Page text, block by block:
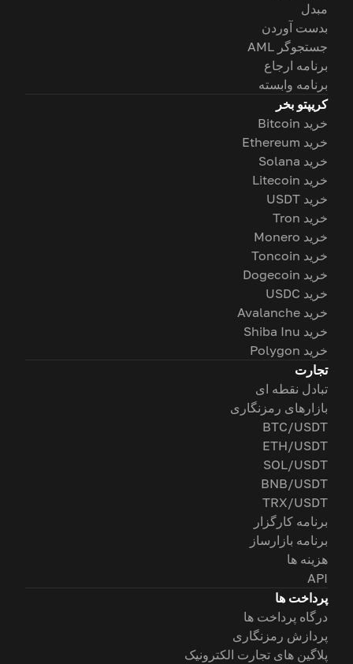
مبدل
بدست آوردن
جستجوگر AML
برنامه ارجاع
برنامه وابسته
کریپتو بخر
خرید Bitcoin
خرید Ethereum
خرید Solana
خرید Litecoin
خرید USDT
خرید Tron
خرید Monero
خرید Toncoin
خرید Dogecoin
خرید USDC
خرید Avalanche
خرید Shiba Inu
خرید Polygon
تجارت
تبادل نقطه ای
بازارهای رمزنگاری
BTC/USDT
ETH/USDT
SOL/USDT
BNB/USDT
TRX/USDT
برنامه کارگزار
برنامه بازارساز
هزینه ها
API
پرداخت ها
درگاه پرداخت ها
پردازش رمزنگاری
پلاگین های تجارت الکترونیک